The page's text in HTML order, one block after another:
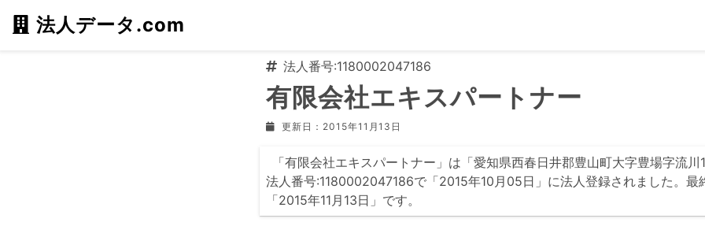
法人データ.com
法人番号:1180002047186
有限会社エキスパートナー
更新日：2015年11月13日
「有限会社エキスパートナー」は「愛知県西春日井郡豊山町大字豊場字流川
法人番号:1180002047186で「2015年10月05日」に法人登録されました。最
「2015年11月13日」です。